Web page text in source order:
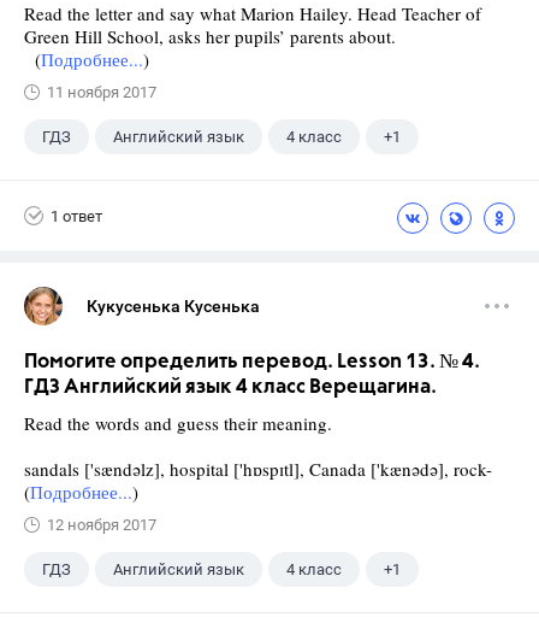
Read the letter and say what Marion Hailey. Head Teacher of
Green Hill School, asks her pupils’ parents about.
(Подробнее...)
11 ноября 2017
ГДЗ Английский язык 4 класс +1
1 ответ
Кукусенька Кусенька
Помогите определить перевод. Lesson 13. № 4.
ГДЗ Английский язык 4 класс Верещагина.
Read the words and guess their meaning.
sandals ['sændəlz], hospital ['hɒspɪtl], Canada ['kænədə], rock-
(Подробнее...)
12 ноября 2017
ГДЗ Английский язык 4 класс +1